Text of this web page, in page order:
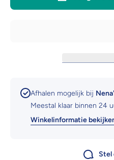
Afhalen mogelijk bij
Meestal klaar binnen 24
Winkelinformatie
Stel